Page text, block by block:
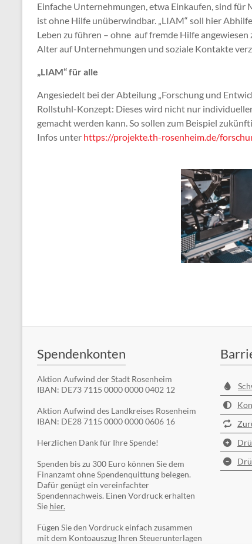
Einfache Unternehmungen, etwa Einkaufen, sind
ist ohne Hilfe unüberwindbar. „LIAM“ soll hier
Leben zu führen – ohne auf fremde Hilfe
Alter auf Unternehmungen und soziale Kontakte
„LIAM“ für alle
Angesiedelt bei der Abteilung „Forschung und
Rollstuhl-Konzept: Dieses wird nicht nur
gemacht werden kann. So sollen zum Beispiel
Infos unter https://projekte.th-rosenheim.de/
Spendenkonten
Aktion Aufwind der Stadt Rosenheim
IBAN: DE73 7115 0000 0000 0402 12
Aktion Aufwind des Landkreises Rosenheim
IBAN: DE28 7115 0000 0000 0606 16
Herzlichen Dank für Ihre Spende!
Spenden bis zu 300 Euro können Sie dem
Finanzamt ohne Spendenquittung belegen.
Dafür genügt ein vereinfachter
Spendennachweis. Einen Vordruck erhalten
Sie hier.
Fügen Sie den Vordruck einfach zusammen
mit dem Kontoauszug Ihren Steuerunterlagen